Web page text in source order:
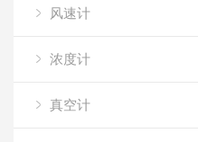
风速计
浓度计
真空计